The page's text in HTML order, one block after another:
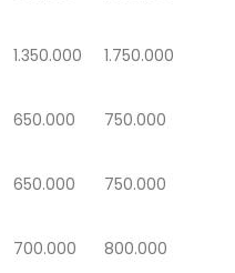
1.350.000 1.750.000
650.000 750.000
650.000 750.000
700.000 800.000